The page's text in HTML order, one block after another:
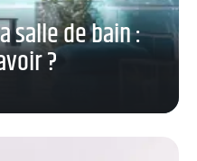
salle de bain :
?